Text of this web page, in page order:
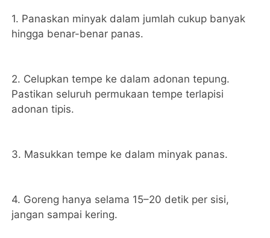
1. Panaskan minyak dalam jumlah cukup banyak
hingga benar-benar panas.
2. Celupkan tempe ke dalam adonan tepung.
Pastikan seluruh permukaan tempe terlapisi
adonan tipis.
3. Masukkan tempe ke dalam minyak panas.
4. Goreng hanya selama 15–20 detik per sisi,
jangan sampai kering.